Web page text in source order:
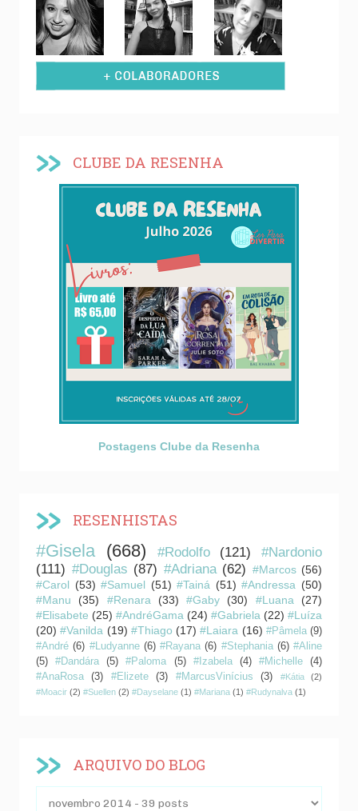
CLUBE DA RESENHA
Postagens Clube da Resenha
RESENHISTAS
#Gisela (668) #Rodolfo (121)
#Nardonio
(111) #Douglas (87) #Adriana (62) #Marcos (56)
#Carol (53) #Samuel (51) #Tainá (51) #Andressa (50)
#Manu
(35) #Renara (33) #Gaby (30) #Luana
(27)
#Elisabete (25) #AndréGama (24) #Gabriela (22) #Luíza
(20) #Vanilda (19) #Thiago (17) #Laiara (16) #Pâmela (9)
#André (6) #Ludyanne (6) #Rayana (6) #Stephania (6) #Aline
(5)
#Dandára (5) #Paloma (5) #Izabela (4) #Michelle
(4)
#AnaRosa
(3) #Elizete (3) #MarcusVinícius (3) #Kátia
(2)
#Moacir (2) #Suellen (2) #Dayselane (1) #Mariana (1) #Rudynalva (1)
ARQUIVO DO BLOG